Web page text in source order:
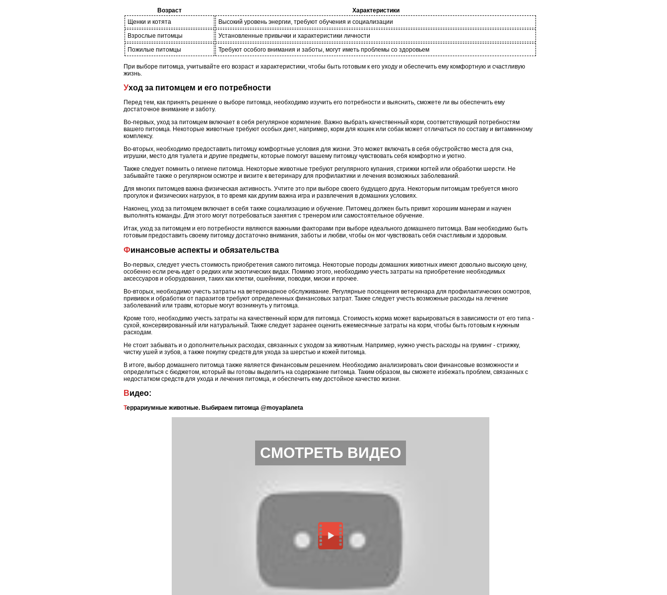
Возраст
Характеристики
Щенки и котята
Высокий уровень энергии, требуют обучения и социализации
Взрослые питомцы
Установленные привычки и характеристики личности
Пожилые питомцы
Требуют особого внимания и заботы, могут иметь проблемы со здоровьем
При выборе питомца, учитывайте его возраст и характеристики, чтобы быть готовым к его уходу и обеспечить ему комфортную и счастливую
жизнь.
Уход за питомцем и его потребности
Перед тем, как принять решение о выборе питомца, необходимо изучить его потребности и выяснить, сможете ли вы обеспечить ему
достаточное внимание и заботу.
Во-первых, уход за питомцем включает в себя регулярное кормление. Важно выбрать качественный корм, соответствующий потребностям
вашего питомца. Некоторые животные требуют особых диет, например, корм для кошек или собак может отличаться по составу и витаминному
комплексу.
Во-вторых, необходимо предоставить питомцу комфортные условия для жизни. Это может включать в себя обустройство места для сна,
игрушки, место для туалета и другие предметы, которые помогут вашему питомцу чувствовать себя комфортно и уютно.
Также следует помнить о гигиене питомца. Некоторые животные требуют регулярного купания, стрижки когтей или обработки шерсти. Не
забывайте также о регулярном осмотре и визите к ветеринару для профилактики и лечения возможных заболеваний.
Для многих питомцев важна физическая активность. Учтите это при выборе своего будущего друга. Некоторым питомцам требуется много
прогулок и физических нагрузок, в то время как другим важна игра и развлечения в домашних условиях.
Наконец, уход за питомцем включает в себя также социализацию и обучение. Питомец должен быть привит хорошим манерам и научен
выполнять команды. Для этого могут потребоваться занятия с тренером или самостоятельное обучение.
Итак, уход за питомцем и его потребности являются важными факторами при выборе идеального домашнего питомца. Вам необходимо быть
готовым предоставить своему питомцу достаточно внимания, заботы и любви, чтобы он мог чувствовать себя счастливым и здоровым.
Финансовые аспекты и обязательства
Во-первых, следует учесть стоимость приобретения самого питомца. Некоторые породы домашних животных имеют довольно высокую цену,
особенно если речь идет о редких или экзотических видах. Помимо этого, необходимо учесть затраты на приобретение необходимых
аксессуаров и оборудования, таких как клетки, ошейники, поводки, миски и прочее.
Во-вторых, необходимо учесть затраты на ветеринарное обслуживание. Регулярные посещения ветеринара для профилактических осмотров,
прививок и обработки от паразитов требуют определенных финансовых затрат. Также следует учесть возможные расходы на лечение
заболеваний или травм, которые могут возникнуть у питомца.
Кроме того, необходимо учесть затраты на качественный корм для питомца. Стоимость корма может варьироваться в зависимости от его типа -
сухой, консервированный или натуральный. Также следует заранее оценить ежемесячные затраты на корм, чтобы быть готовым к нужным
расходам.
Не стоит забывать и о дополнительных расходах, связанных с уходом за животным. Например, нужно учесть расходы на груминг - стрижку,
чистку ушей и зубов, а также покупку средств для ухода за шерстью и кожей питомца.
В итоге, выбор домашнего питомца также является финансовым решением. Необходимо анализировать свои финансовые возможности и
определиться с бюджетом, который вы готовы выделить на содержание питомца. Таким образом, вы сможете избежать проблем, связанных с
недостатком средств для ухода и лечения питомца, и обеспечить ему достойное качество жизни.
Видео:
Террариумные животные. Выбираем питомца @moyaplaneta
СМОТРЕТЬ ВИДЕО